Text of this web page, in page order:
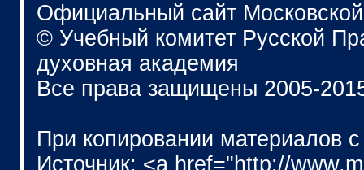
Официальный сайт
© Учебный комитет Русской
духовная академия
Все права защищены 2005-
При копировании материалов
Источник: <a href="http://